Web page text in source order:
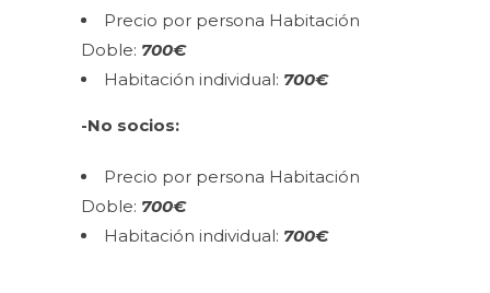
Precio por persona Habitación
Doble: 700€
Habitación individual: 700€
-No socios:
Precio por persona Habitación
Doble: 700€
Habitación individual: 700€